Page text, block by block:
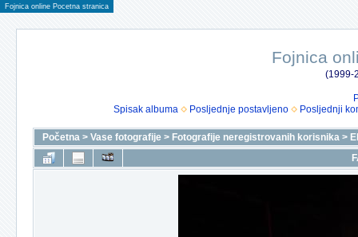
Fojnica online Pocetna stranica
Fojnica
(1999-
Spisak albuma
Posljednje postavljeno Posljednji
Početna > Vase fotografije > Fotografije neregistrovanih korisnika >